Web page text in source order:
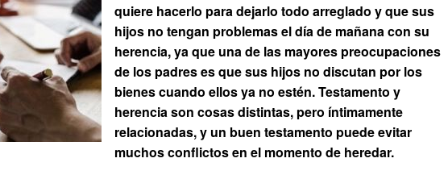
quiere hacerlo para dejarlo todo arreglado y que sus
hijos no tengan problemas el día de mañana con su
herencia, ya que una de las mayores preocupaciones
de los padres es que sus hijos no discutan por los
bienes cuando ellos ya no estén. Testamento y
herencia son cosas distintas, pero íntimamente
relacionadas, y un buen testamento puede evitar
muchos conflictos en el momento de heredar.